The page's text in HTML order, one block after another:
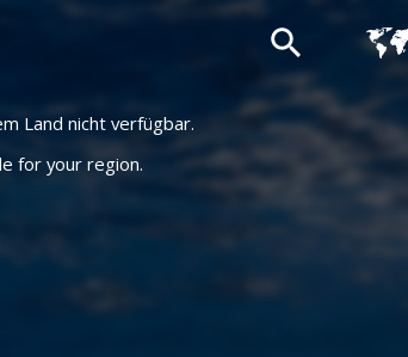
Land nicht verfügbar.
for your region.